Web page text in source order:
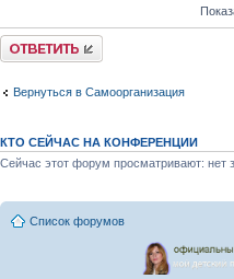
Ответить
Вернуться в Самоорганизация
КТО СЕЙЧАС НА КОНФЕРЕНЦИИ
Сейчас этот форум просматривают: нет
Список форумов